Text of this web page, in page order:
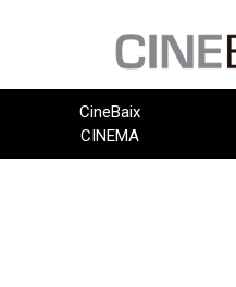
CineBaix
CINEMA